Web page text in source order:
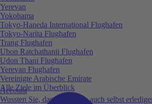
Account
Wussten Sie, dass Sie vieles auch selbst
Yerevan
Yokohama
Tokyo-Haneda International Flughafen
Tokyo-Narita Flughafen
Trang Flughafen
Ubon Ratchathanii Flughafen
Udon Thani Flughafen
Yerevan Flughafen
Vereinigte Arabische Emirate
Alle Ziele im Überblick